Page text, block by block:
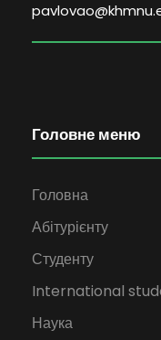
Головне меню
Головна
Абітурієнту
Студенту
International
Наука